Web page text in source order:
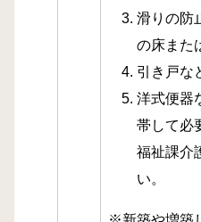
滑りの防
の床また
引き戸な
洋式便器
帯して必
福祉課介
い。